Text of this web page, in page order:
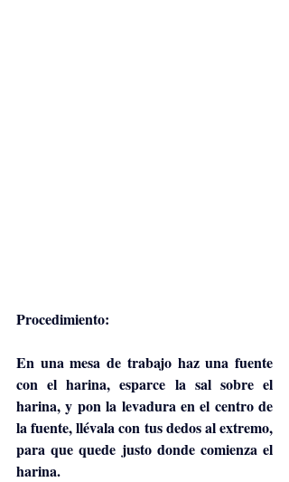
Procedimiento:
En una mesa de trabajo haz una fuente
con el harina, esparce la sal sobre el
harina, y pon la levadura en el centro de
la fuente, llévala con tus dedos al extremo,
para que quede justo donde comienza el
harina.